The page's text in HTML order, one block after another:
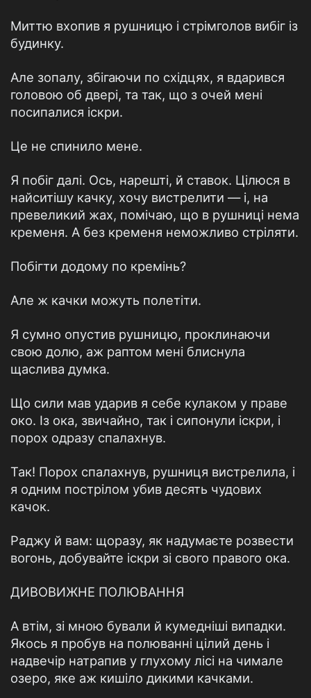
Миттю вхопив я рушницю і стрімголов вибіг із
будинку.
Але зопалу, збігаючи по східцях, я вдарився
головою об двері, та так, що з очей мені
посипалися іскри.
Це не спинило мене.
Я побіг далі. Ось, нарешті, й ставок. Цілюся в
найситішу качку, хочу вистрелити — і, на
превеликий жах, помічаю, що в рушниці нема
кременя. А без кременя неможливо стріляти.
Побігти додому по кремінь?
Але ж качки можуть полетіти.
Я сумно опустив рушницю, проклинаючи
свою долю, аж раптом мені блиснула
щаслива думка.
Що сили мав ударив я себе кулаком у праве
око. Із ока, звичайно, так і сипонули іскри, і
порох одразу спалахнув.
Так! Порох спалахнув, рушниця вистрелила, і
я одним пострілом убив десять чудових
качок.
Раджу й вам: щоразу, як надумаєте розвести
вогонь, добувайте іскри зі свого правого ока.
ДИВОВИЖНЕ ПОЛЮВАННЯ
А втім, зі мною бували й кумедніші випадки.
Якось я пробув на полюванні цілий день і
надвечір натрапив у глухому лісі на чимале
озеро, яке аж кишіло дикими качками.